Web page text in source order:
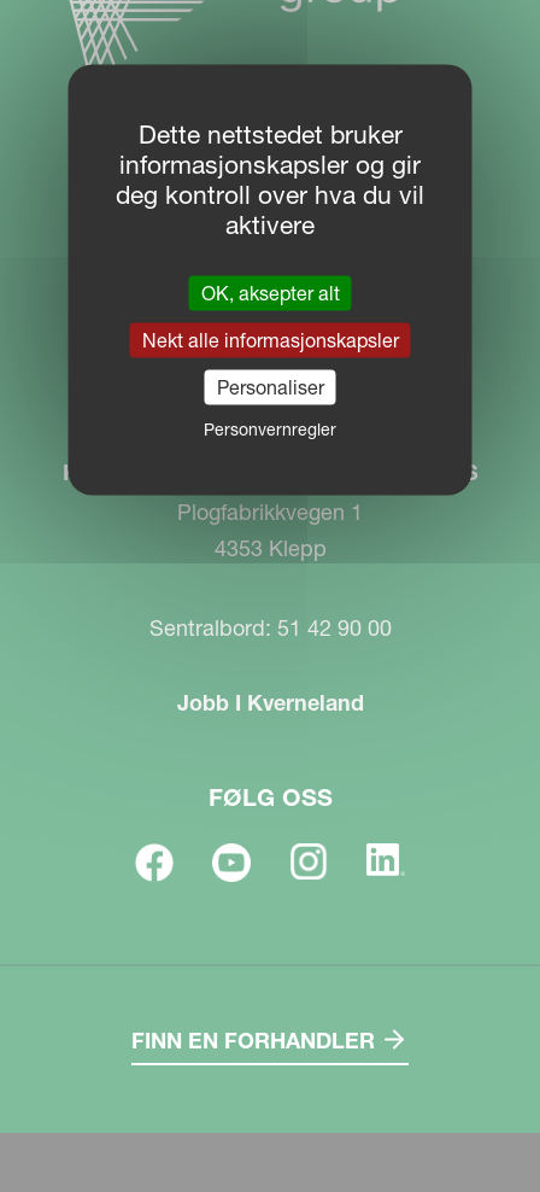
NETTSTED NAVIGERING
Download Centre
MYKVERNELAND
KONTAKT
Kverneland Group Operation Norway AS
Plogfabrikkvegen 1
4353 Klepp
Sentralbord: 51 42 90 00
Jobb I Kverneland
FØLG OSS
FINN EN FORHANDLER
Dette nettstedet bruker
informasjonskapsler og gir
deg kontroll over hva du vil
aktivere
OK, aksepter alt
Nekt alle informasjonskapsler
Personaliser
Personvernregler